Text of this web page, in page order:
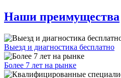
Наши преимущества
Выезд и диагностика бесплатно
Более 7 лет на рынке